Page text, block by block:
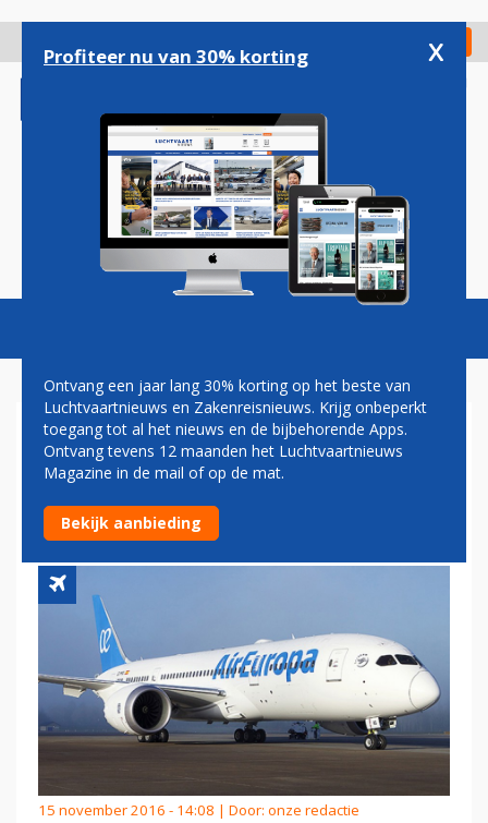
gaan
Check in
Magazine Podcasts Vacatures
AIR EUROPA BREIDT
NETWERK UIT MET
HONDURAS
15 november 2016 - 14:08 | Door: onze redactie
Profiteer nu van 30% korting x
Ontvang een jaar lang 30% korting op het beste van
Luchtvaartnieuws en Zakenreisnieuws. Krijg onbeperkt
toegang tot al het nieuws en de bijbehorende Apps.
Ontvang tevens 12 maanden het Luchtvaartnieuws
Magazine in de mail of op de mat.
Bekijk aanbieding